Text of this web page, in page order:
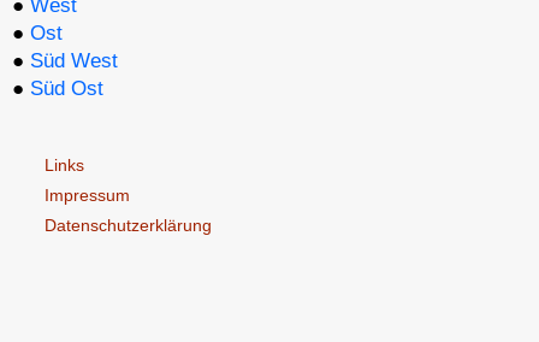
● West
● Ost
● Süd West
● Süd Ost
Links
Impressum
Datenschutzerklärung